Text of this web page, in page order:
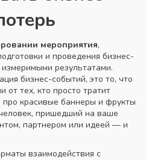
мероприятия,
и проведения бизнес-
результатами.
бизнес-событий, это то, что
от тех, кто просто тратит
про красивые баннеры и фрукты
пришедший на ваше
партнером или идеей — и
взаимодействия с